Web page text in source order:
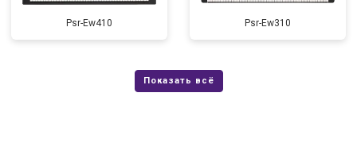
Psr-Ew410 Psr-Ew310